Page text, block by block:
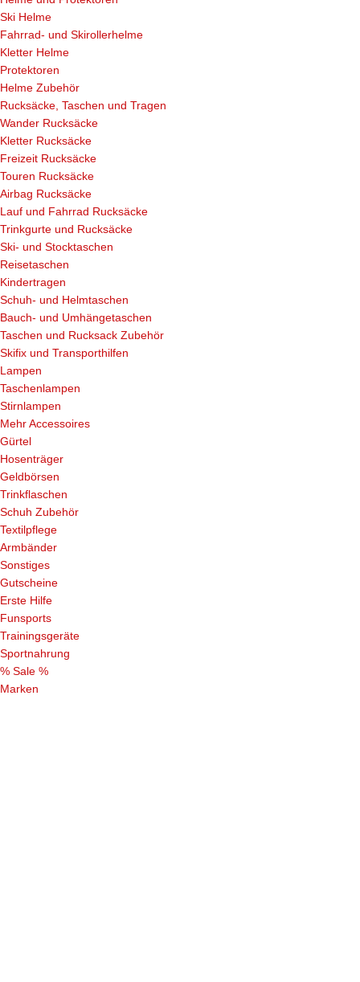
Ski Helme
Fahrrad- und Skirollerhelme
Kletter Helme
Protektoren
Helme Zubehör
Rucksäcke, Taschen und Tragen
Wander Rucksäcke
Kletter Rucksäcke
Freizeit Rucksäcke
Touren Rucksäcke
Airbag Rucksäcke
Lauf und Fahrrad Rucksäcke
Trinkgurte und Rucksäcke
Ski- und Stocktaschen
Reisetaschen
Kindertragen
Schuh- und Helmtaschen
Bauch- und Umhängetaschen
Taschen und Rucksack Zubehör
Skifix und Transporthilfen
Lampen
Taschenlampen
Stirnlampen
Mehr Accessoires
Gürtel
Hosenträger
Geldbörsen
Trinkflaschen
Schuh Zubehör
Textilpflege
Armbänder
Sonstiges
Gutscheine
Erste Hilfe
Funsports
Trainingsgeräte
Sportnahrung
% Sale %
Marken